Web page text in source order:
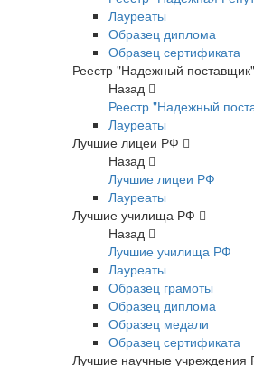
Лауреаты
Образец диплома
Образец сертификата
Реестр "Надежный поставщик"
Назад
Реестр "Надежный
Лауреаты
Лучшие лицеи РФ
Назад
Лучшие лицеи РФ
Лауреаты
Лучшие училища РФ
Назад
Лучшие училища РФ
Лауреаты
Образец грамоты
Образец диплома
Образец медали
Образец сертификата
Лучшие научные учреждения